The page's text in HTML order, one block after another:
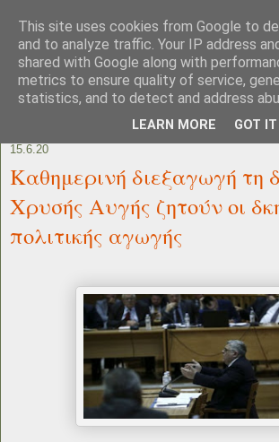
15.6.20
Καθημερινή διεξαγωγή τη
Χρυσής Αυγής ζητούν οι
πολιτικής αγωγής
This site uses cookies from Google to
and to analyze traffic. Your IP address
shared with Google along with
metrics to ensure quality of service,
statistics, and to detect and address
LEARN MORE GOT IT